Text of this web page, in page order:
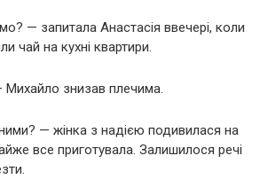
— запитала Анастасія ввечері, коли
чай на кухні квартири.
знизав плечима.
— жінка з надією подивилася на
все приготувала. Залишилося речі